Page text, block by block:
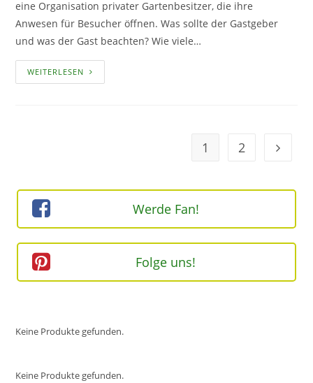
eine Organisation privater Gartenbesitzer, die ihre
Anwesen für Besucher öffnen. Was sollte der Gastgeber
und was der Gast beachten? Wie viele…
WEITERLESEN DIE
OFFENE
1 2 Geh
Werde Fan!
Folge uns!
Keine Produkte gefunden.
Keine Produkte gefunden.